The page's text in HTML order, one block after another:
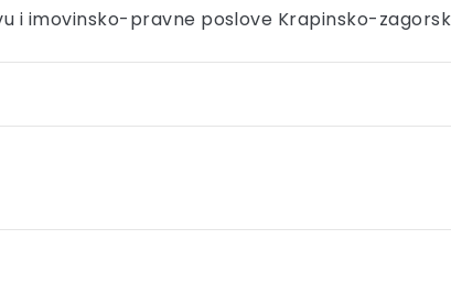
i imovinsko-pravne poslove Krapinsko-